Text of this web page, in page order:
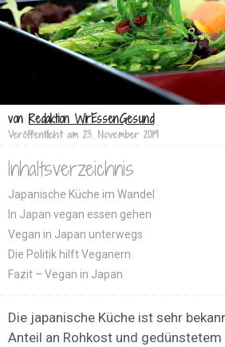
von Redaktion WirEssenGesund
Veröffentlicht am 23. November 2019
Inhaltsverzeichnis
Japanische Küche im Wandel
In Japan vegan essen gehen
Vegan in Japan unterwegs
Die Politik hilft Veganern
Fazit – Vegan in Japan
Die japanische Küche ist sehr
Anteil an Rohkost und gedünstetem